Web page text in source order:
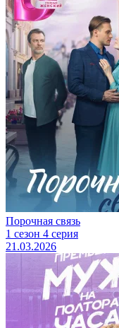
Порочная связь
1 сезон 4 серия
21.03.2026